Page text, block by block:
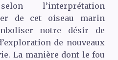
l’interprétation
de cet oiseau marin
notre désir de
de nouveaux
La manière dont le fou